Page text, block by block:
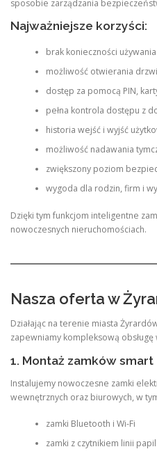
sposobie zarządzania
Najważniejsze korzyści:
brak konieczności
możliwość otwierania
dostęp za pomocą PIN,
pełna kontrola dostępu z
historia wejść i wyjść
możliwość nadawania
zwiększony poziom
wygoda dla rodzin, firm i
Dzięki tym funkcjom inteligentne
nowoczesnych nieruchomościach.
Nasza oferta w
Działając na terenie miasta
zapewniamy kompleksową obsługę
1. Montaż zamków smart
Instalujemy nowoczesne zamki
wewnętrznych oraz biurowych, w
zamki Bluetooth i Wi-Fi
zamki z czytnikiem linii